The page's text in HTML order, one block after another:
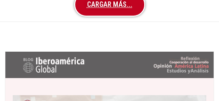
CARGAR MÁS...
Últimas entradas Blog Iberoamérica global